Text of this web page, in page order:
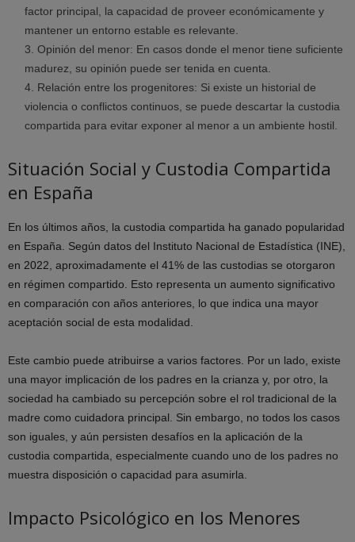
factor principal, la capacidad de proveer económicamente y
mantener un entorno estable es relevante.
Opinión del menor: En casos donde el menor tiene suficiente
madurez, su opinión puede ser tenida en cuenta.
Relación entre los progenitores: Si existe un historial de
violencia o conflictos continuos, se puede descartar la custodia
compartida para evitar exponer al menor a un ambiente hostil.
Situación Social y Custodia Compartida
en España
En los últimos años, la custodia compartida ha ganado popularidad
en España. Según datos del Instituto Nacional de Estadística (INE),
en 2022, aproximadamente el 41% de las custodias se otorgaron
en régimen compartido. Esto representa un aumento significativo
en comparación con años anteriores, lo que indica una mayor
aceptación social de esta modalidad.
Este cambio puede atribuirse a varios factores. Por un lado, existe
una mayor implicación de los padres en la crianza y, por otro, la
sociedad ha cambiado su percepción sobre el rol tradicional de la
madre como cuidadora principal. Sin embargo, no todos los casos
son iguales, y aún persisten desafíos en la aplicación de la
custodia compartida, especialmente cuando uno de los padres no
muestra disposición o capacidad para asumirla.
Impacto Psicológico en los Menores